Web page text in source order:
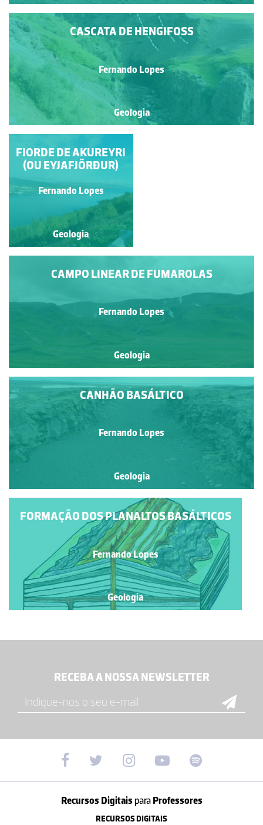
CASCATA DE HENGIFOSS
Fernando Lopes
Geologia
VALE GLACIAR
Fernando Lopes
Geologia
FIORDE DE AKUREYRI
(OU EYJAFJÖRÐUR)
Fernando Lopes
Geologia
CAMPO LINEAR DE FUMAROLAS
Fernando Lopes
Geologia
CANHÃO BASÁLTICO
Fernando Lopes
Geologia
FORMAÇÃO DOS PLANALTOS BASÁLTICOS
Fernando Lopes
Geologia
RECEBA A NOSSA NEWSLETTER
Recursos Digitais paraProfessores
RECURSOS DIGITAIS